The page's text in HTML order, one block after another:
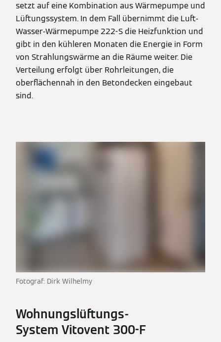
setzt auf eine Kombination aus Wärmepumpe und
Lüftungssystem. In dem Fall übernimmt die Luft-
Wasser-Wärmepumpe 222-S die Heizfunktion und
gibt in den kühleren Monaten die Energie in Form
von Strahlungswärme an die Räume weiter. Die
Verteilung erfolgt über Rohrleitungen, die
oberflächennah in den Betondecken eingebaut
sind.
Fotograf: Dirk Wilhelmy
Wohnungslüftungs-
System Vitovent 300-F